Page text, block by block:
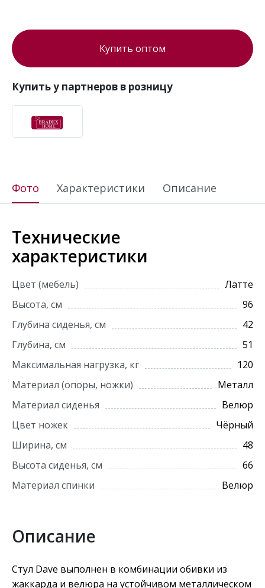
Купить оптом
Купить у партнеров в розницу
Фото Характеристики Описание
Технические
характеристики
Цвет (мебель)
Латте
Высота, см
96
Глубина сиденья, см
42
Глубина, см
51
Максимальная нагрузка, кг
120
Материал (опоры, ножки)
Металл
Материал сиденья
Велюр
Цвет ножек
Чёрный
Ширина, см
48
Высота сиденья, см
66
Материал спинки
Велюр
Описание
Стул Dave выполнен в комбинации обивки из
жаккарда и велюра на устойчивом металлическом